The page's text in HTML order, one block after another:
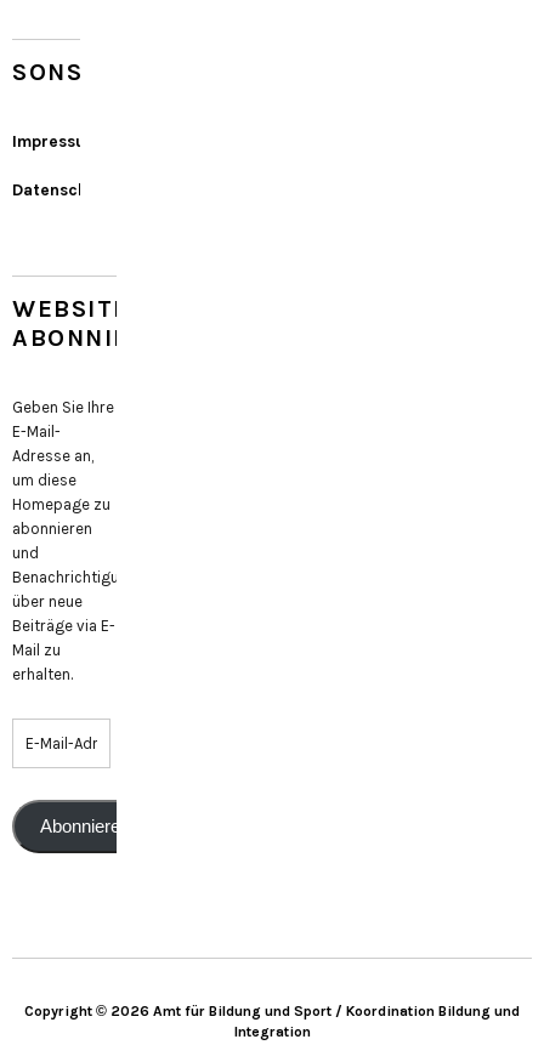
SONSTIGES
Impressum
Datenschutz
WEBSITE
ABONNIEREN
Geben Sie Ihre
E-Mail-
Adresse an,
um diese
Homepage zu
abonnieren
und
Benachrichtigungen
über neue
Beiträge via E-
Mail zu
erhalten.
Abonnieren
Copyright © 2026 Amt für Bildung und Sport / Koordination Bildung und
Integration